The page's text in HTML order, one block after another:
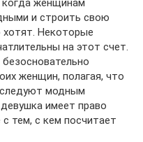
и строить свою
хотят. Некоторые
на этот счет.
женщин, полагая, что
модным
имеет право
тем, с кем посчитает